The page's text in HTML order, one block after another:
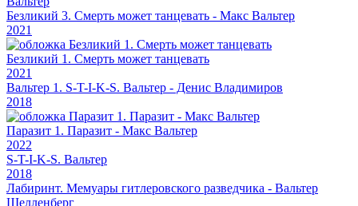
Безликий 3. Смерть может танцевать - Макс Вальтер
2021
Безликий 1. Смерть может танцевать
2021
Вальтер 1. S-T-I-K-S. Вальтер - Денис Владимиров
2018
Паразит 1. Паразит - Макс Вальтер
2022
S-T-I-K-S. Вальтер
2018
Лабиринт. Мемуары гитлеровского разведчика - Вальтер
Шелленберг